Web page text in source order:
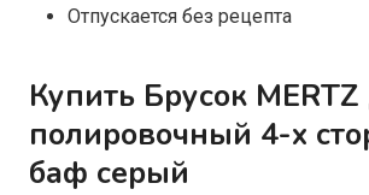
Отпускается без рецепта
Купить Брусок
полировочный 4-х
баф серый